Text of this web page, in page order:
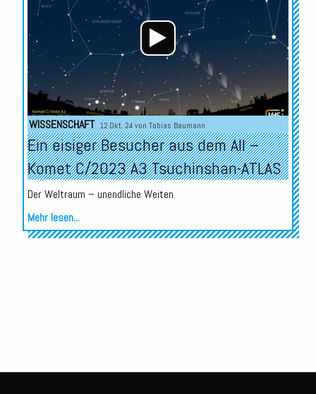
WISSENSCHAFT 12.Okt. 24 von Tobias Baumann
Ein eisiger Besucher aus dem All –
Komet C/2023 A3 Tsuchinshan-ATLAS
Der Weltraum – unendliche Weiten.
Mehr lesen...